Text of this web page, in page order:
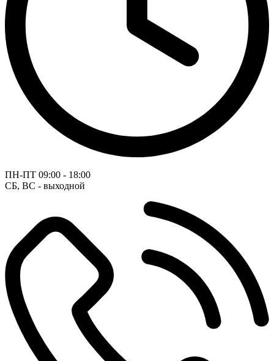
ПН-ПТ 09:00 - 18:00
СБ, ВС - выходной